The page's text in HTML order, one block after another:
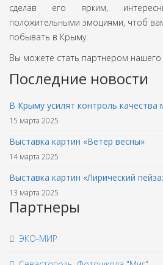
сделав его ярким,
положительными эмоциями, чтоб
побывать в Крыму.
Вы можете стать партнером нашего
Последние новости
В Крыму усилят контроль качества
15 марта 2025
Выставка картин «Ветер весны»
14 марта 2025
Выставка картин «Лирический
13 марта 2025
Партнеры
ЭКО-МИР